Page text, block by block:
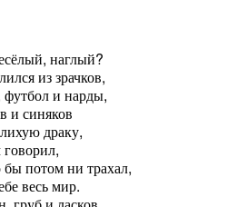
наглый?
из зрачков,
и нарды,
и синяков
драку,
потом ни трахал,
весь мир.